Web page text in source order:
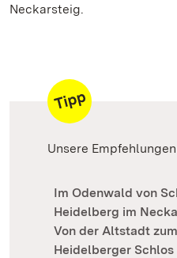
Neckarsteig.
Unsere
Im Odenwald von
Heidelberg im
Von der Altstadt
Heidelberger Schlos